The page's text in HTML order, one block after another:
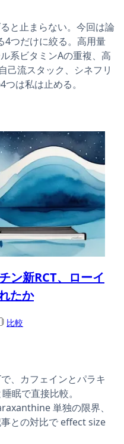
と止まらない。今回は論
4つだけに絞る。高用量
系ビタミンAの重複、高
己流スタック、シネフリ
は私は止める。
ン新RCT、ローイ
たか
比較
、カフェインとパラキ
眠で直接比較。
単独の限界、
との対比で effect size